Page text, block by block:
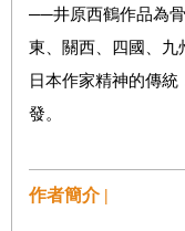
──井原西鶴作品為
東、關西、四國、九
日本作家精神的傳
發。
作者簡介 |